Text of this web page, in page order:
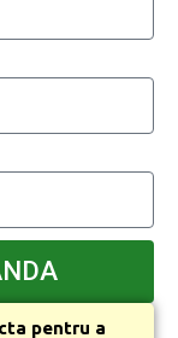
pentru a